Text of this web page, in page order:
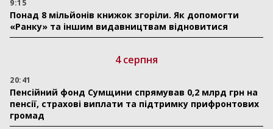
9:15
Понад 8 мільйонів книжок згоріли. Як допомогти
«Ранку» та іншим видавництвам відновитися
4 серпня
20:41
Пенсійний фонд Сумщини спрямував 0,2 млрд грн на
пенсії, страхові виплати та підтримку прифронтових
громад